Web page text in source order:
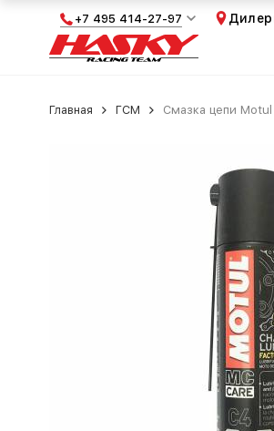
+7 495 414-27-97
Главная ГСМ Смазка цепи